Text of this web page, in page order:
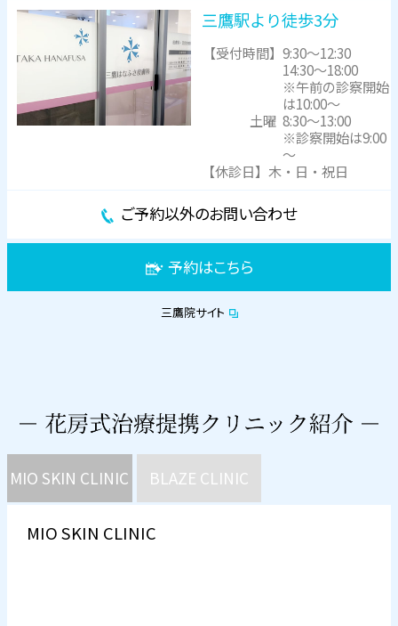
三鷹駅より徒歩3分
【受付時間】9:30～12:30
14:30～18:00
※午前の診察開始
は10:00～
土曜 8:30～13:00
※診察開始は9:00
～
【休診日】木・日・祝日
ご予約以外のお問い合わせ
予約はこちら
三鷹院サイト
MIO SKIN CLINIC BLAZE CLINIC
MIO SKIN CLINIC